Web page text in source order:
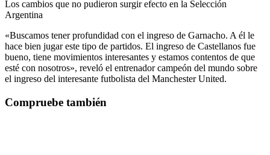
Los cambios que no pudieron surgir efecto en la Selección
Argentina
«Buscamos tener profundidad con el ingreso de Garnacho. A él le
hace bien jugar este tipo de partidos. El ingreso de Castellanos fue
bueno, tiene movimientos interesantes y estamos contentos de que
esté con nosotros», reveló el entrenador campeón del mundo sobre
el ingreso del interesante futbolista del Manchester United.
Compruebe también